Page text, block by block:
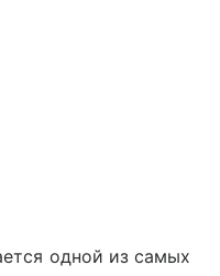
одной из самых